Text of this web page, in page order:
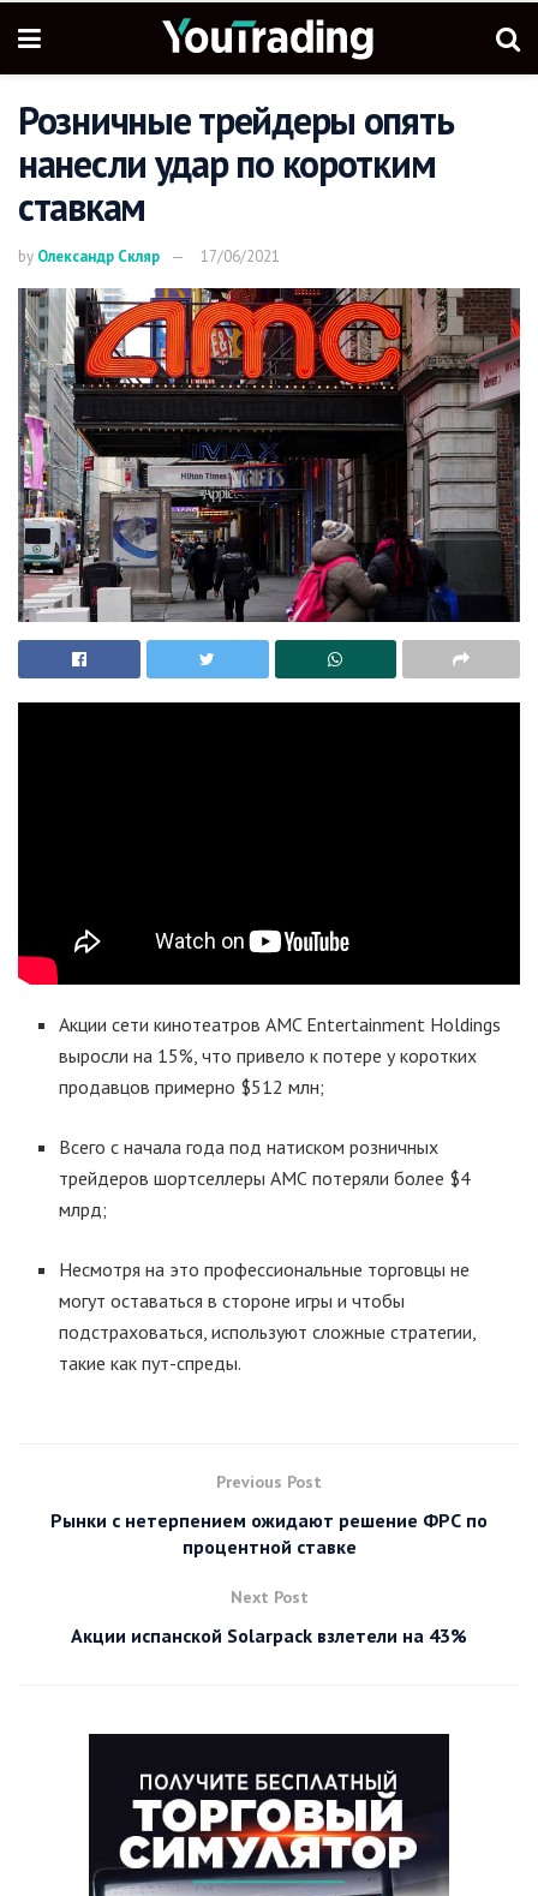
Розничные трейдеры опять
нанесли удар по коротким
ставкам
by Олександр Скляр 17/06/2021
Акции сети кинотеатров AMC Entertainment Holdings
выросли на 15%, что привело к потере у коротких
продавцов примерно $512 млн;
Всего с начала года под натиском розничных
трейдеров шортселлеры АМС потеряли более $4
млрд;
Несмотря на это профессиональные торговцы не
могут оставаться в стороне игры и чтобы
подстраховаться, используют сложные стратегии,
такие как пут-спреды.
Previous Post
Рынки с нетерпением ожидают решение ФРС по
процентной ставке
Next Post
Акции испанской Solarpack взлетели на 43%